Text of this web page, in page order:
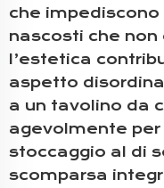
che
nascosti che
l’estetica
aspetto
a un tavolino da
agevolmente per
stoccaggio al di
scomparsa